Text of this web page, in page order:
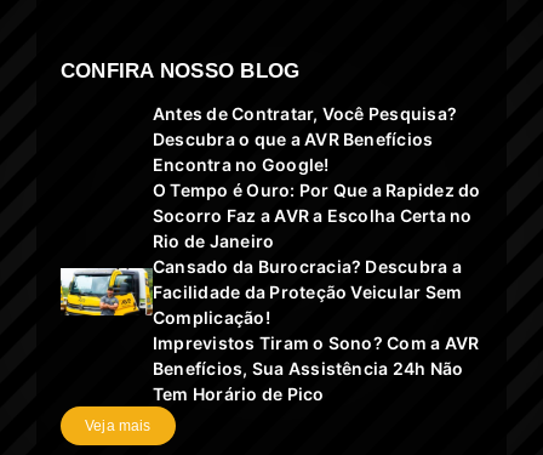
CONFIRA NOSSO BLOG
Antes de Contratar, Você Pesquisa?
Descubra o que a AVR Benefícios
Encontra no Google!
O Tempo é Ouro: Por Que a Rapidez do
Socorro Faz a AVR a Escolha Certa no
Rio de Janeiro
Cansado da Burocracia? Descubra a
Facilidade da Proteção Veicular Sem
Complicação!
Imprevistos Tiram o Sono? Com a AVR
Benefícios, Sua Assistência 24h Não
Tem Horário de Pico
Veja mais